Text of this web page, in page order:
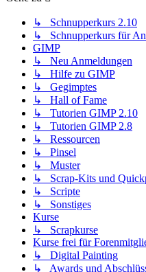
↳ Schnupperkurs 2.10
↳ Schnupperkurs für
GIMP
↳ Neu Anmeldungen
↳ Hilfe zu GIMP
↳ Gegimptes
↳ Hall of Fame
↳ Tutorien GIMP 2.10
↳ Tutorien GIMP 2.8
↳ Ressourcen
↳ Pinsel
↳ Muster
↳ Scrap-Kits und
↳ Scripte
↳ Sonstiges
Kurse
↳ Scrapkurse
Kurse frei für
↳ Digital Painting
↳ Awards und